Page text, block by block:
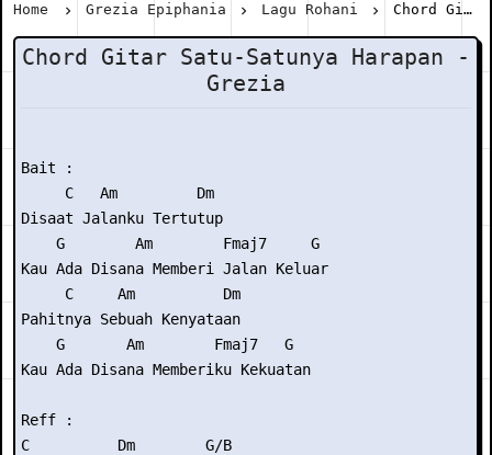
Home Grezia Epiphania Lagu Rohani Chord Gitar Satu-Satunya Harapan - Grezia
Chord Gitar Satu-Satunya Harapan -
Grezia
Bait :
     C   Am         Dm
Disaat Jalanku Tertutup
    G        Am        Fmaj7     G
Kau Ada Disana Memberi Jalan Keluar
     C     Am          Dm
Pahitnya Sebuah Kenyataan
    G       Am        Fmaj7   G
Kau Ada Disana Memberiku Kekuatan
Reff :
C          Dm        G/B